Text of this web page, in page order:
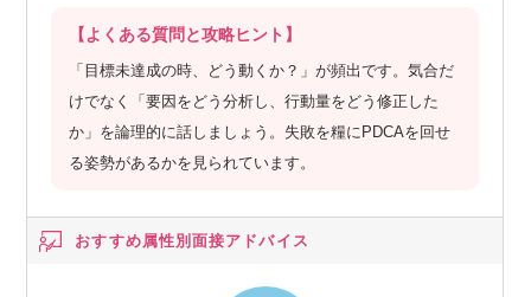
【よくある質問と攻略ヒント】
「目標未達成の時、どう動くか？」が頻出です。気合だ
けでなく「要因をどう分析し、行動量をどう修正した
か」を論理的に話しましょう。失敗を糧にPDCAを回せ
る姿勢があるかを見られています。
おすすめ属性別面接アドバイス